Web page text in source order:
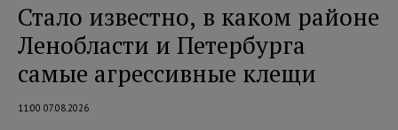
Стало известно, в каком районе
Ленобласти и Петербурга
самые агрессивные клещи
11:00 07.08.2026